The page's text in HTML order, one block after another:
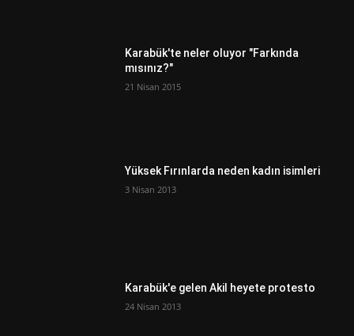
Karabük'te neler oluyor "Farkında
mısınız?"
21 Nisan 2015
Yüksek Fırınlarda neden kadın isimleri
3 Nisan 2013
Karabük'e gelen Akil heyete protesto
24 Nisan 2013